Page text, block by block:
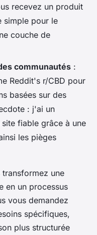
recevez un produit
simple pour le
couche de
communautés :
Reddit's r/CBD pour
basées sur des
: j'ai un
fiable grâce à une
les pièges
une
en un processus
vous demandez
spécifiques,
plus structurée